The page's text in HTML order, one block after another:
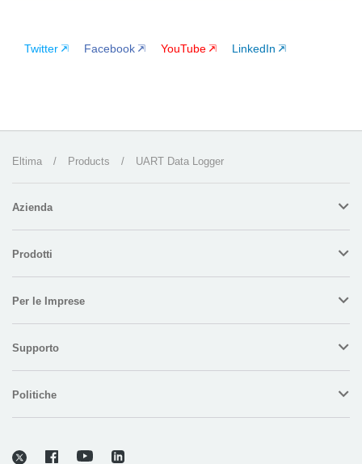
Twitter Facebook YouTube LinkedIn
Eltima / Products / UART Data Logger
Azienda
Prodotti
Per le Imprese
Supporto
Politiche